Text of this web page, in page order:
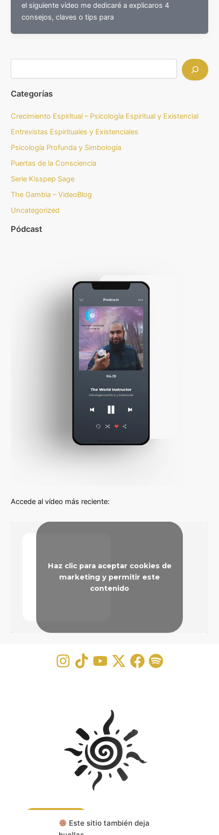
Este sitio también deja
el siguiente vídeo me dedicaré a explicaros 4
consejos, claves o tips para
Categorías
Crecimiento Espiritual – Psicología Espiritual y Existencial
Entrevistas Espirituales y Existenciales
Psicología Profunda y Simbología
Puertas de la Consciencia
Serie Kisspep Sage
The Gambia – VideoBlog
Uncategorized
Pódcast
Accede al vídeo más reciente:
Haz clic para aceptar cookies de
marketing y permitir este
contenido